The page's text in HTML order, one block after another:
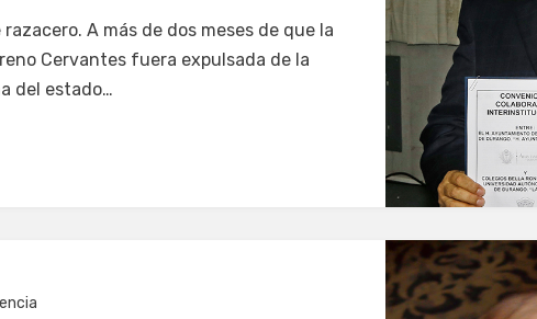
A más de dos meses de que la
Cervantes fuera expulsada de la
del estado…